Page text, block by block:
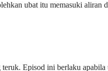
ubat itu memasuki aliran
Episod ini berlaku